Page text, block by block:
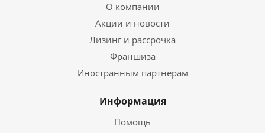
О компании
Акции и новости
Лизинг и рассрочка
Франшиза
Иностранным партнерам
Информация
Помощь